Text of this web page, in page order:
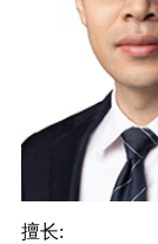
擅长: